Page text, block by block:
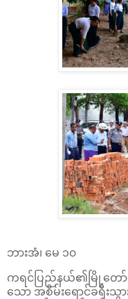
ဘားအံ၊ မေ ၁၀
ကရင်ပြည်နယ်၏မြို့တော်
သော အစိမ်းရောင်ခရီးသွာ